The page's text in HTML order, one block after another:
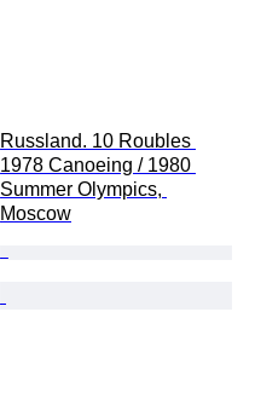
Russland. 10 Roubles
1978 Canoeing / 1980
Summer Olympics,
Moscow